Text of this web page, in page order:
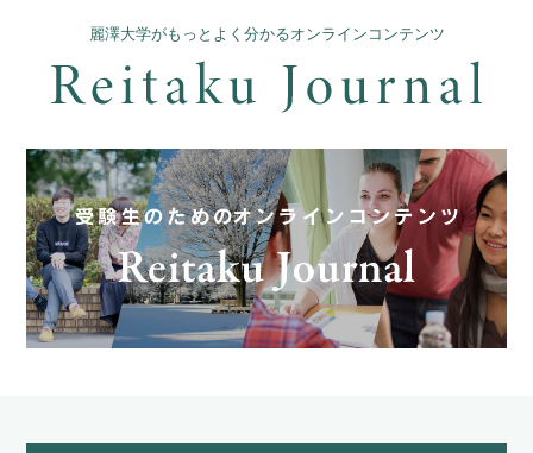
麗澤大学がもっとよく分かるオンラインコンテンツ